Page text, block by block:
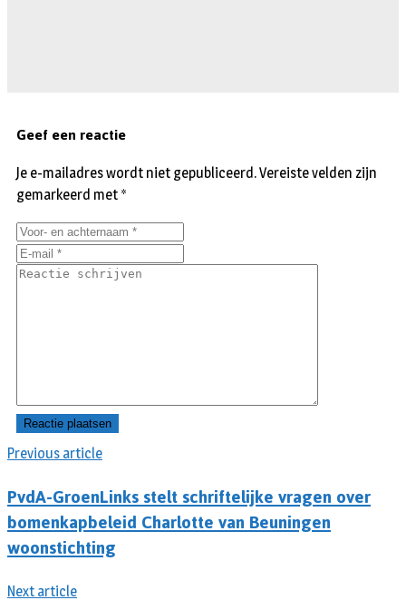
Previous article
PvdA-GroenLinks stelt schriftelijke vragen over
bomenkapbeleid Charlotte van Beuningen
woonstichting
Next article
Geef een reactie
Je e-mailadres wordt niet gepubliceerd.Vereiste velden zijn
gemarkeerd met *